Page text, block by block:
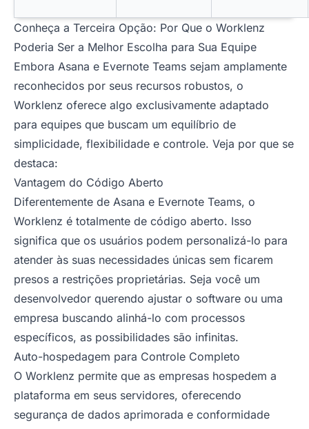
Conheça a Terceira Opção: Por Que o Worklenz
Poderia Ser a Melhor Escolha para Sua Equipe
Embora Asana e Evernote Teams sejam amplamente
reconhecidos por seus recursos robustos, o
Worklenz oferece algo exclusivamente adaptado
para equipes que buscam um equilíbrio de
simplicidade, flexibilidade e controle. Veja por que se
destaca:
Vantagem do Código Aberto
Diferentemente de Asana e Evernote Teams, o
Worklenz é totalmente de código aberto. Isso
significa que os usuários podem personalizá-lo para
atender às suas necessidades únicas sem ficarem
presos a restrições proprietárias. Seja você um
desenvolvedor querendo ajustar o software ou uma
empresa buscando alinhá-lo com processos
específicos, as possibilidades são infinitas.
Auto-hospedagem para Controle Completo
O Worklenz permite que as empresas hospedem a
plataforma em seus servidores, oferecendo
segurança de dados aprimorada e conformidade